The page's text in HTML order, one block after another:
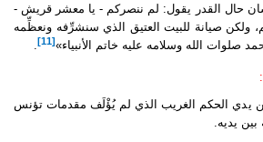
حال القدر يقول: لم ننصركم - يا معشر قريش -
ولكن صيانة للبيت العتيق الذي سنشرِّفه ونعظِّمه
صلوات الله وسلامه عليه خاتم الأنبياء»[11]
.
يدي الحكم الغريب الذي لم يُؤْلَف مقدمات تؤنس
يديه.